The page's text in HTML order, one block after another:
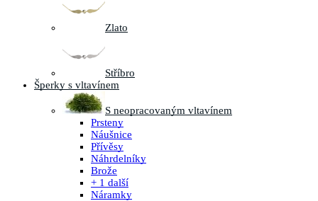
Zlato
Stříbro
Šperky s vltavínem
S neopracovaným vltavínem
Prsteny
Náušnice
Přívěsy
Náhrdelníky
Brože
+ 1 další
Náramky